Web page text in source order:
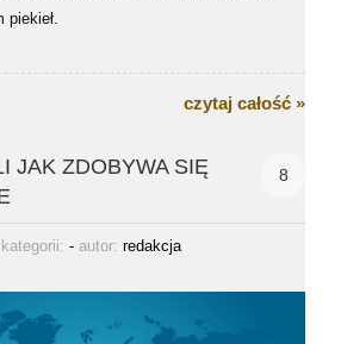
piekieł.
czytaj całość »
JAK ZDOBYWA SIĘ
8
-autor: redakcja